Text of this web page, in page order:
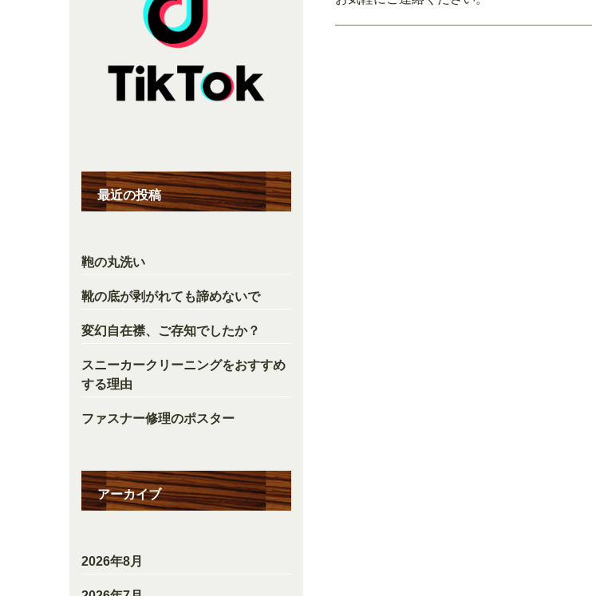
最近の投稿
鞄の丸洗い
靴の底が剥がれても諦めないで
変幻自在襟、ご存知でしたか？
スニーカークリーニングをおすすめ
する理由
ファスナー修理のポスター
アーカイブ
2026年8月